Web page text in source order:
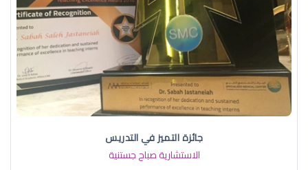
جائزة التميز في التدريس
الاستشارية صباح جستنية